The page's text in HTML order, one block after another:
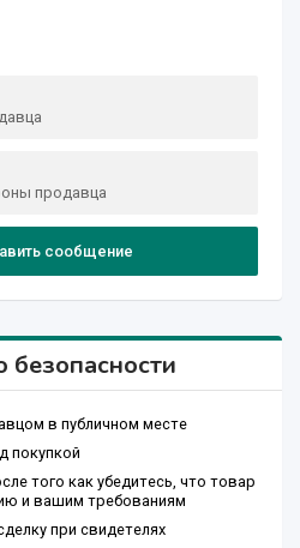
продавца
сообщение
безопасности
в публичном месте
покупкой
того как убедитесь, что товар
и вашим требованиям
при свидетелях